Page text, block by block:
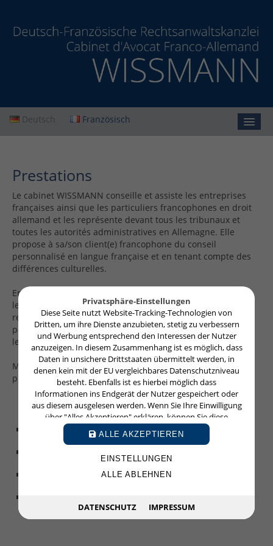
Privatsphäre-Einstellungen
Diese Seite nutzt Website-Tracking-Technologien von
Dritten, um ihre Dienste anzubieten, stetig zu verbessern
und Werbung entsprechend den Interessen der Nutzer
anzuzeigen. In diesem Zusammenhang ist es möglich, dass
Daten in unsichere Drittstaaten übermittelt werden, in
denen kein mit der EU vergleichbares Datenschutzniveau
besteht. Ebenfalls ist es hierbei möglich dass
Informationen ins Endgerät der Nutzer gespeichert oder
aus diesem ausgelesen werden. Wenn Sie Ihre Einwilligung
über "Alles Akzeptieren" erklären, können Sie diese
jederzeit mit Wirkung für die Zukunft widerrufen oder
ändern.
ALLE AKZEPTIEREN
EINSTELLUNGEN
ALLE ABLEHNEN
DATENSCHUTZ IMPRESSUM
Deutsch Französisch
Cabinet
Prestations
Droit de la famille Droit des successions
Droit de la construction Recouvrement de créances
Actualités
Contact
Protection des données
Mentions légales
Prestations
Le cabinet WISSMANN conseille et assiste les entreprises
françaises ainsi que les particuliers francophones en droit
allemand et les représente devant tous les tribunaux et
toutes les autorités administratives en Allemagne. Elle
propose à sa/son client(e) francophone du conseil
personnalisé en langue française et en tenant compte des
différences culturelles.
En tant que Rechtsanwältin elle peut postuler devant tous
les tribunaux en Allemagne et se charge de la
représentation de ses client(e)s. Me WISSMANN est un
partenaire fiable parlant leur langue qui gère efficacement
leur procès en Allemagne.
Me WISSMANN intervient pour le conseil et le contentieux
principalement dans les domaines suivants:
Droit de la famille
Recouvrement des créances